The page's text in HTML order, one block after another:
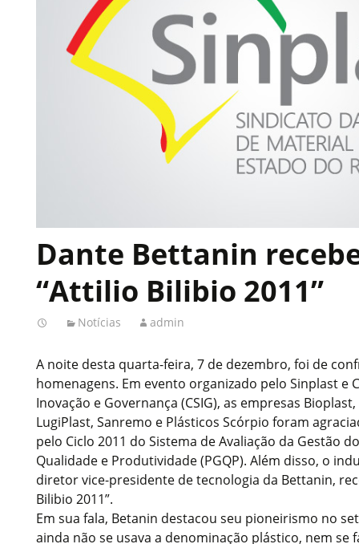
Dante Bettanin
“Attilio Bilibio 2011”
Notícias admin
A noite desta quarta-feira, 7 de dezembro, foi de
homenagens. Em evento organizado pelo Sinplast e
Inovação e Governança (CSIG), as empresas
LugiPlast, Sanremo e Plásticos Scórpio foram
pelo Ciclo 2011 do Sistema de Avaliação da Gestão
Qualidade e Produtividade (PGQP). Além disso, o
diretor vice-presidente de tecnologia da Bettanin,
Bilibio 2011”.
Em sua fala, Betanin destacou seu pioneirismo no
ainda não se usava a denominação plástico, nem se